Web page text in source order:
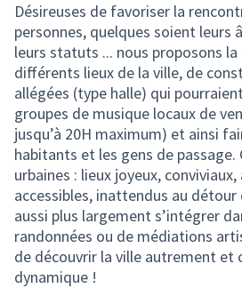
Désireuses de favoriser la
personnes, quelques soient leurs
leurs statuts ... nous proposons
différents lieux de la ville, de
allégées (type halle) qui
groupes de musique locaux de
jusqu’à 20H maximum) et ainsi
habitants et les gens de
urbaines : lieux joyeux,
accessibles, inattendus au détour
aussi plus largement s’intégrer
randonnées ou de médiations
de découvrir la ville autrement et
dynamique !